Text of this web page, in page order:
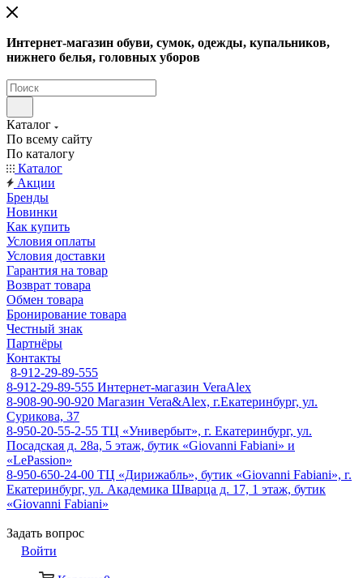
Интернет-магазин обуви, сумок, одежды, купальников,
нижнего белья, головных уборов
Каталог
По всему сайту
По каталогу
Каталог
Акции
Бренды
Новинки
Как купить
Условия оплаты
Условия доставки
Гарантия на товар
Возврат товара
Обмен товара
Бронирование товара
Честный знак
Партнёры
Контакты
8-912-29-89-555
8-912-29-89-555 Интернет-магазин VeraAlex
8-908-90-90-920 Магазин Vera&Alex, г.Екатеринбург, ул.
Сурикова, 37
8-950-20-55-2-55 ТЦ «Универбыт», г. Екатеринбург, ул.
Посадская д. 28а, 5 этаж, бутик «Giovanni Fabiani» и
«LePassion»
8-950-650-24-00 ТЦ «Дирижабль», бутик «Giovanni Fabiani», г.
Екатеринбург, ул. Академика Шварца д. 17, 1 этаж, бутик
«Giovanni Fabiani»
Задать вопрос
Войти